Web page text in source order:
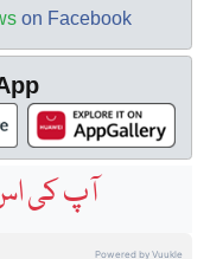
on Facebook
آپ کی